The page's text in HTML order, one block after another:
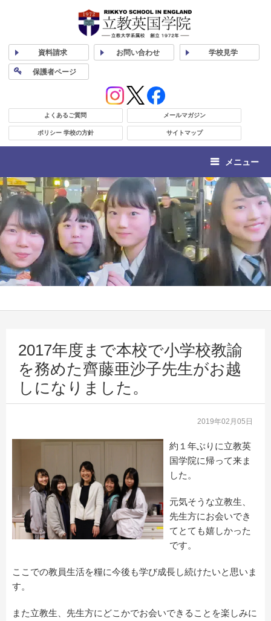
資料請求 お問い合わせ 学校見学
保護者ページ
よくあるご質問 メールマガジン
ポリシー 学校の方針 サイトマップ
メニュー
2017年度まで本校で小学校教諭
を務めた齊藤亜沙子先生がお越
しになりました。
2019年02月05日
約１年ぶりに立教英
国学院に帰って来ま
した。
元気そうな立教生、
先生方にお会いでき
てとても嬉しかった
です。
ここでの教員生活を糧に今後も学び成長し続けたいと思いま
す。
また立教生、先生方にどこかでお会いできることを楽しみに